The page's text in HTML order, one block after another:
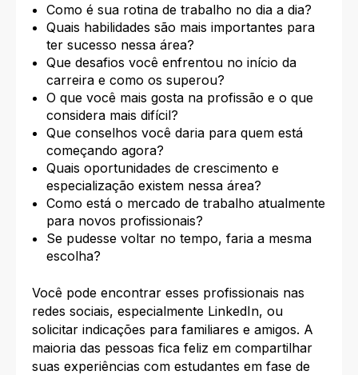
Como é sua rotina de trabalho no dia a dia?
Quais habilidades são mais importantes para
ter sucesso nessa área?
Que desafios você enfrentou no início da
carreira e como os superou?
O que você mais gosta na profissão e o que
considera mais difícil?
Que conselhos você daria para quem está
começando agora?
Quais oportunidades de crescimento e
especialização existem nessa área?
Como está o mercado de trabalho atualmente
para novos profissionais?
Se pudesse voltar no tempo, faria a mesma
escolha?
Você pode encontrar esses profissionais nas
redes sociais, especialmente LinkedIn, ou
solicitar indicações para familiares e amigos. A
maioria das pessoas fica feliz em compartilhar
suas experiências com estudantes em fase de